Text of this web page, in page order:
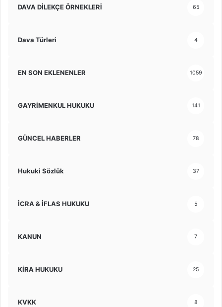
DAVA DİLEKÇE ÖRNEKLERİ 65
Dava Türleri 4
EN SON EKLENENLER 1059
GAYRİMENKUL HUKUKU 141
GÜNCEL HABERLER 78
Hukuki Sözlük 37
İCRA & İFLAS HUKUKU 5
KANUN 7
KİRA HUKUKU 25
KVKK 8